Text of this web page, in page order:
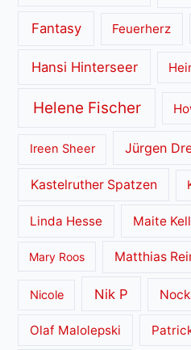
Fantasy Feuerherz
Hansi Hinterseer
Helene Fischer
Ireen Sheer Jürgen
Kastelruther Spatzen
Linda Hesse Maite
Mary Roos Matthias
Nicole Nik P
Olaf Malolepski